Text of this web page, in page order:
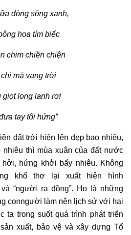
dòng sông xanh,
hoa tím biếc
chim chiền chiện
mà vang trời
giọt long lanh rơi
tay tôi hứng”
đất trời hiện lên đẹp bao nhiêu,
nhiêu thì mùa xuân của đất nước
hứng khởi bấy nhiêu. Không
khổ thơ lại xuất hiện hình
“người ra đồng”. Họ là những
conngười làm nên lịch sử với hai
ta trong suốt quá trình phát triển
xuất, bảo vệ và xây dựng Tổ